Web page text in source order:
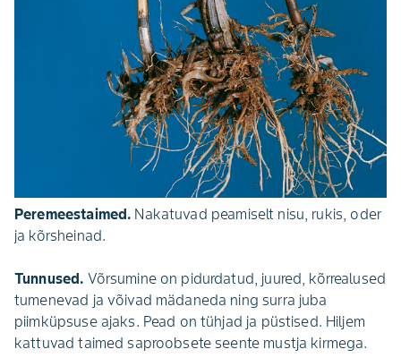
Peremeestaimed. Nakatuvad peamiselt nisu, rukis, oder
ja kõrsheinad.
Tunnused. Võrsumine on pidurdatud, juured, kõrrealused
tumenevad ja võivad mädaneda ning surra juba
piimküpsuse ajaks. Pead on tühjad ja püstised. Hiljem
kattuvad taimed saproobsete seente mustja kirmega.